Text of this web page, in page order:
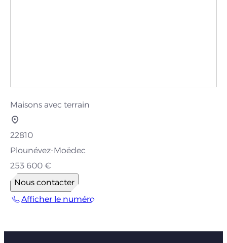
Maisons avec terrain
22810
Plounévez-Moëdec
253 600 €
Nous contacter
Afficher le numéro